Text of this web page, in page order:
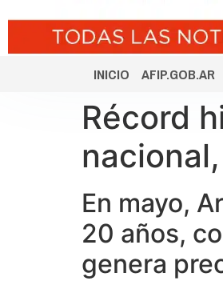
INICIO AFIP.GOB.AR
Récord
En mayo,
20 años,
genera